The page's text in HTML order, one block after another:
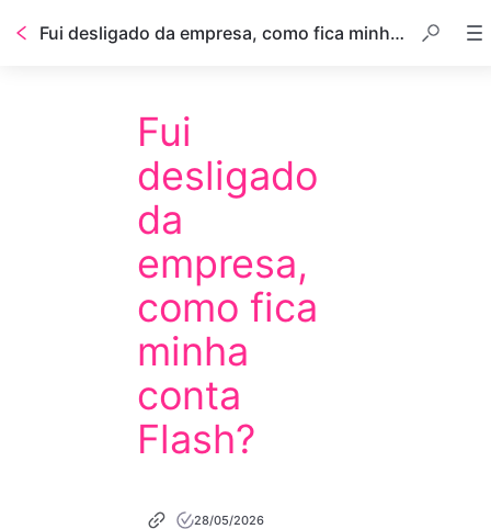
Fui desligado da empresa, como fica minha conta Flash?
Fui
desligado
da
empresa,
como fica
minha
conta
Flash?
28/05/2026